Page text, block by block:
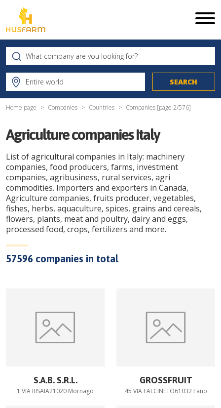
Home page Companies Countries Companies [page 2/576]
Agriculture companies Italy
List of agricultural companies in Italy: machinery
companies, food producers, farms, investment
companies, agribusiness, rural services, agri
commodities. Importers and exporters in Canada,
Agriculture companies, fruits producer, vegetables,
fishes, herbs, aquaculture, spices, grains and cereals,
flowers, plants, meat and poultry, dairy and eggs,
processed food, crops, fertilizers and more.
57596 companies in total
S.A.B. S.R.L.
1 VIA RISAIA21020 Mornago
GROSSFRUIT
45 VIA FALCINETO61032 Fano